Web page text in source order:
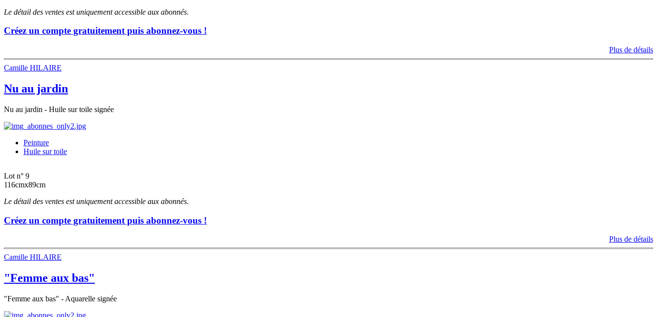
Le détail des ventes est uniquement accessible aux abonnés.
Créez un compte gratuitement puis abonnez-vous !
Plus de détails
Camille HILAIRE
Nu au jardin
Nu au jardin - Huile sur toile signée
Peinture
Huile sur toile
Lot n° 9
116cmx89cm
Le détail des ventes est uniquement accessible aux abonnés.
Créez un compte gratuitement puis abonnez-vous !
Plus de détails
Camille HILAIRE
"Femme aux bas"
"Femme aux bas" - Aquarelle signée